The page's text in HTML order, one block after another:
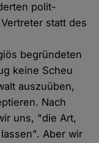
polit-
statt des
begründeten
keine Scheu
auszuüben,
Nach
uns, "die Art,
Aber wir